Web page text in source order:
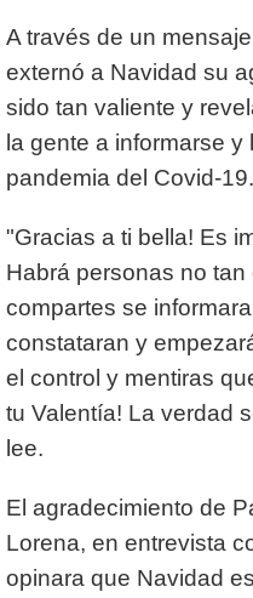
A través de un
externó a Navidad su
sido tan valiente y
la gente a informarse
pandemia del Covid-19.
"Gracias a ti bella! Es
Habrá personas no
compartes se
constataran y
el control y mentiras
tu Valentía! La verdad
lee.
El agradecimiento de
Lorena, en entrevista
opinara que Navidad